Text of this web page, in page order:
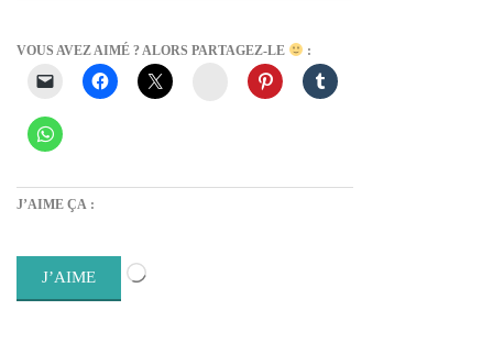
VOUS AVEZ AIMÉ ? ALORS PARTAGEZ-LE :
Instagram
J’AIME ÇA :
J’AIME